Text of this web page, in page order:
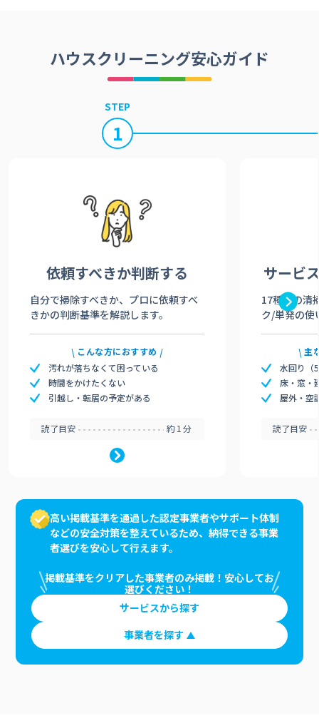
ハウスクリーニング安心ガイド
STEP
1
依頼すべきか判断する
自分で掃除すべきか、プロに依頼すべ
きかの判断基準を解説します。
こんな方におすすめ
汚れが落ちなくて困っている
時間をかけたくない
引越し・転居の予定がある
読了目安 約1分
サービ
17種類の清
ク/単発の使
主
水回り（
床・窓・
屋外・空
読了目安
高い掲載基準を通過した認定事業者やサポート体制
などの安全対策を整えているため、納得できる事業
者選びを安心して行えます。
掲載基準をクリアした事業者のみ掲載！安心してお
選びください！
サービスから探す
事業者を探す